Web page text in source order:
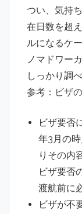
つい、気持
在日数を超
ルになるケ
ノマドワー
しっかり調
参考： ビザ
ビザ要否
年3月の
りその内
ビザ要否
渡航前に
ビザが不